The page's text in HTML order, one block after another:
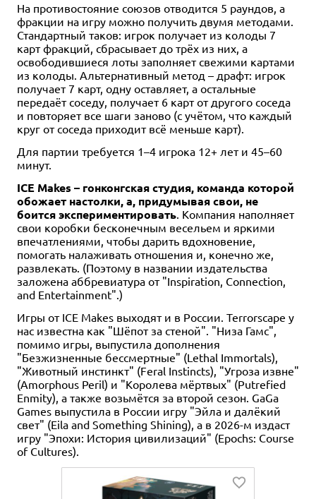
На противостояние союзов отводится 5 раундов, а
фракции на игру можно получить двумя методами.
Стандартный таков: игрок получает из колоды 7
карт фракций, сбрасывает до трёх из них, а
освободившиеся лоты заполняет свежими картами
из колоды. Альтернативный метод – драфт: игрок
получает 7 карт, одну оставляет, а остальные
передаёт соседу, получает 6 карт от другого соседа
и повторяет все шаги заново (с учётом, что каждый
круг от соседа приходит всё меньше карт).
Для партии требуется 1–4 игрока 12+ лет и 45–60
минут.
ICE Makes – гонконгская студия, команда которой
обожает настолки, а, придумывая свои, не
боится экспериментировать. Компания наполняет
свои коробки бесконечным весельем и яркими
впечатлениями, чтобы дарить вдохновение,
помогать налаживать отношения и, конечно же,
развлекать. (Поэтому в названии издательства
заложена аббревиатура от "Inspiration, Connection,
and Entertainment".)
Игры от ICE Makes выходят и в России. Terrorscape у
нас известна как "Шёпот за стеной". "Низа Гамс",
помимо игры, выпустила дополнения
"Безжизненные бессмертные" (Lethal Immortals),
"Животный инстинкт" (Feral Instincts), "Угроза извне"
(Amorphous Peril) и "Королева мёртвых" (Putrefied
Enmity), а также возьмётся за второй сезон. GaGa
Games выпустила в России игру "Эйла и далёкий
свет" (Eila and Something Shining), а в 2026-м издаст
игру "Эпохи: История цивилизаций" (Epochs: Course
of Cultures).